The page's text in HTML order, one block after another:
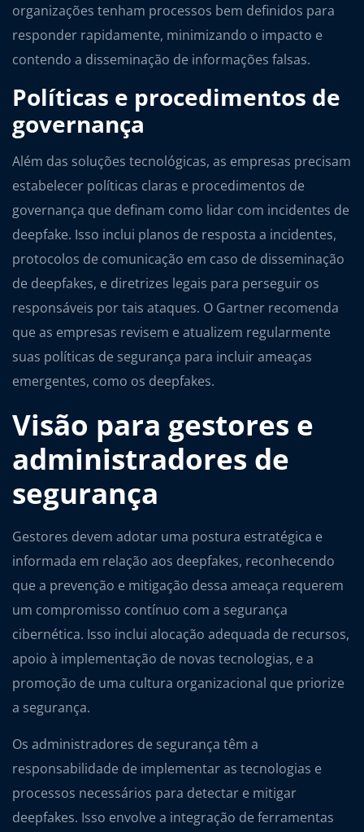
organizações tenham processos bem definidos para
responder rapidamente, minimizando o impacto e
contendo a disseminação de informações falsas.
Políticas e procedimentos de
governança
Além das soluções tecnológicas, as empresas precisam
estabelecer políticas claras e procedimentos de
governança que definam como lidar com incidentes de
deepfake. Isso inclui planos de resposta a incidentes,
protocolos de comunicação em caso de disseminação
de deepfakes, e diretrizes legais para perseguir os
responsáveis por tais ataques. O Gartner recomenda
que as empresas revisem e atualizem regularmente
suas políticas de segurança para incluir ameaças
emergentes, como os deepfakes.
Visão para gestores e
administradores de
segurança
Gestores devem adotar uma postura estratégica e
informada em relação aos deepfakes, reconhecendo
que a prevenção e mitigação dessa ameaça requerem
um compromisso contínuo com a segurança
cibernética. Isso inclui alocação adequada de recursos,
apoio à implementação de novas tecnologias, e a
promoção de uma cultura organizacional que priorize
a segurança.
Os administradores de segurança têm a
responsabilidade de implementar as tecnologias e
processos necessários para detectar e mitigar
deepfakes. Isso envolve a integração de ferramentas